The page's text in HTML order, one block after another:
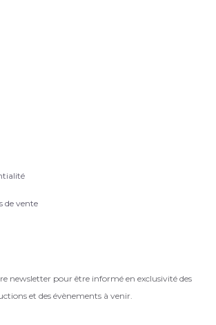
de vente
newsletter pour être informé en exclusivité des
et des évènements à venir.